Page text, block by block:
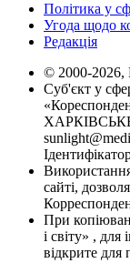
Політика у
Угода щодо
Редакція
© 2000-2026,
Суб'єкт у
ХАРКІВСЬКЕ
сайті,
При
і світу» ,
відкрите для